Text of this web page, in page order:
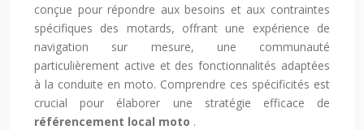
conçue pour répondre aux besoins et aux contraintes
spécifiques des motards, offrant une expérience de
navigation sur mesure, une communauté
particulièrement active et des fonctionnalités adaptées
à la conduite en moto. Comprendre ces spécificités est
crucial pour élaborer une stratégie efficace de
référencement local moto .